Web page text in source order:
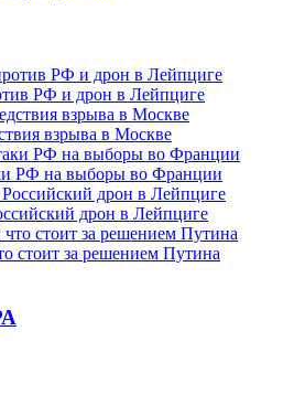
РФ и дрон в Лейпциге
взрыва в Москве
РФ на выборы во Франции
дрон в Лейпциге
стоит за решением Путина